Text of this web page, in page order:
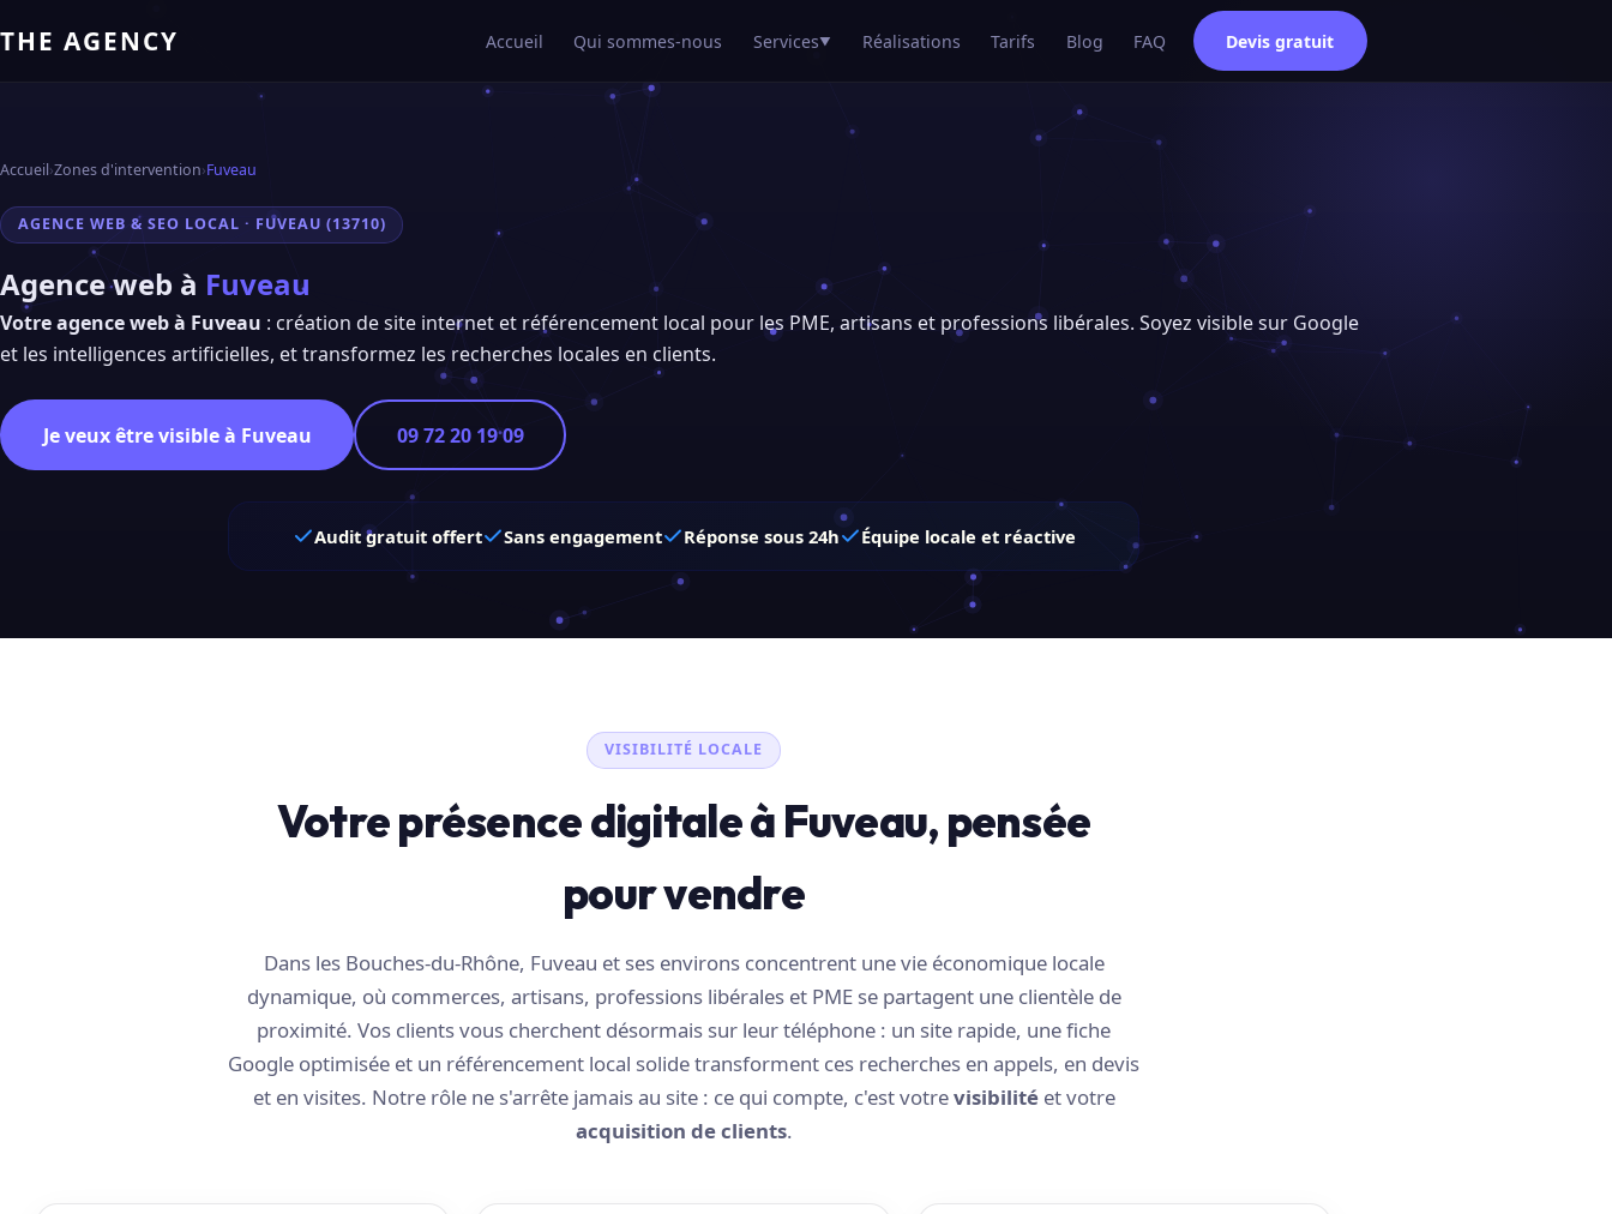
THE AGENCY Accueil Qui sommes-nous Services▼ Réalisations Tarifs Blog FAQ Devis gratuit
Accueil›Zones d'intervention›Fuveau
AGENCE WEB & SEO LOCAL · FUVEAU (13710)
Agence web à Fuveau
Votre agence web à Fuveau : création de site internet et référencement local pour les PME, artisans et professions libérales. Soyez visible sur Google
et les intelligences artificielles, et transformez les recherches locales en clients.
Je veux être visible à Fuveau 09 72 20 19 09
Audit gratuit offert Sans engagement Réponse sous 24h Équipe locale et réactive
VISIBILITÉ LOCALE
Votre présence digitale à Fuveau, pensée
pour vendre
Dans les Bouches-du-Rhône, Fuveau et ses environs concentrent une vie économique locale
dynamique, où commerces, artisans, professions libérales et PME se partagent une clientèle de
proximité. Vos clients vous cherchent désormais sur leur téléphone : un site rapide, une fiche
Google optimisée et un référencement local solide transforment ces recherches en appels, en devis
et en visites. Notre rôle ne s'arrête jamais au site : ce qui compte, c'est votrevisibilitéet votre
acquisition de clients.